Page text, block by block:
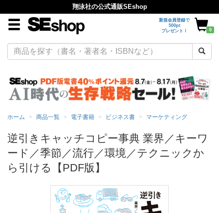
翔泳社の公式通販SEshop
新規会員登録で
500pt
プレゼント！
0
ホーム 商品一覧 電子書籍 ビジネス書 マーケティング
逆引きキャッチコピー事典 業界／キーワ
ード／季節／流行／環境／テクニックか
ら引ける【PDF版】